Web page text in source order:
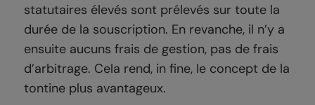
statutaires élevés sont prélevés sur toute la
durée de la souscription. En revanche, il n’y a
ensuite aucuns frais de gestion, pas de frais
d’arbitrage. Cela rend, in fine, le concept de la
tontine plus avantageux.